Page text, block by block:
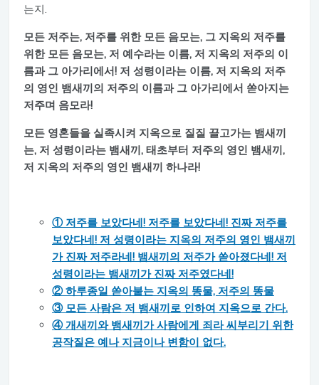
는지.
모든 저주는, 저주를 위한 모든 음모는, 그 지옥의 저주를
위한 모든 음모는, 저 예수라는 이름, 저 지옥의 저주의 이
름과 그 아가리에서! 저 성령이라는 이름, 저 지옥의 저주
의 영인 뱀새끼의 저주의 이름과 그 아가리에서 쏟아지는
저주며 음모라!
모든 영혼들을 실족시켜 지옥으로 질질 끌고가는 뱀새끼
는, 저 성령이라는 뱀새끼, 태초부터 저주의 영인 뱀새끼,
저 지옥의 저주의 영인 뱀새끼 하나라!
① 저주를 보았다네! 저주를 보았다네! 진짜 저주를
보았다네! 저 성령이라는 지옥의 저주의 영인 뱀새끼
가 진짜 저주라네! 뱀새끼의 저주가 쏟아졌다네! 저
성령이라는 뱀새끼가 진짜 저주였다네!
② 하루종일 쏟아붙는 지옥의 똥물, 저주의 똥물
③ 모든 사람은 저 뱀새끼로 인하여 지옥으로 간다.
④ 개새끼와 뱀새끼가 사람에게 죄라 씨부리기 위한
공작질은 예나 지금이나 변함이 없다.